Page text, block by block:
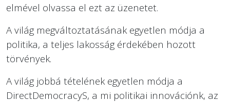
elmével olvassa el ezt az üzenetet.
A világ megváltoztatásának egyetlen módja a
politika, a teljes lakosság érdekében hozott
törvények.
A világ jobbá tételének egyetlen módja a
DirectDemocracyS, a mi politikai innovációnk, az